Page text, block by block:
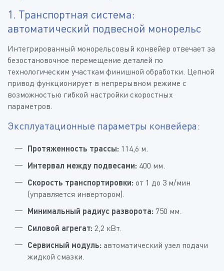
1. Транспортная система:
автоматический подвесной монорельс
Интегрированный монорельсовый конвейер отвечает за
безостановочное перемещение деталей по
технологическим участкам финишной обработки. Цепной
привод функционирует в непрерывном режиме с
возможностью гибкой настройки скоростных
параметров.
Эксплуатационные параметры конвейера:
Протяженность трассы: 114,6 м.
Интервал между подвесами: 400 мм.
Скорость транспортировки: от 1 до 3 м/мин
(управляется инвертором).
Минимальный радиус разворота: 750 мм.
Силовой агрегат: 2,2 кВт.
Сервисный модуль: автоматический узел подачи
жидкой смазки.